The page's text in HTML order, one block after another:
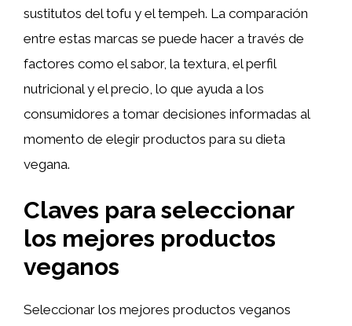
sustitutos del tofu y el tempeh. La comparación
entre estas marcas se puede hacer a través de
factores como el sabor, la textura, el perfil
nutricional y el precio, lo que ayuda a los
consumidores a tomar decisiones informadas al
momento de elegir productos para su dieta
vegana.
Claves para seleccionar
los mejores productos
veganos
Seleccionar los mejores productos veganos